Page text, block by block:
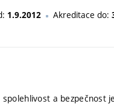
1.9.2012 Akreditace do:
spolehlivost a bezpečnost